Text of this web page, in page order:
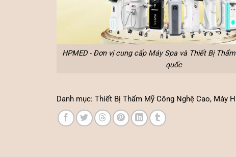
HPMED - Đơn vị cung cấp Máy Spa và Thiết Bị
quốc
Danh mục: Thiết Bị Thẩm Mỹ Công Nghệ Cao, Máy